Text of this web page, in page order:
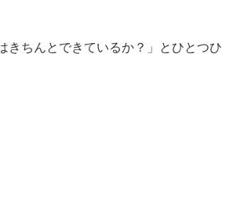
ちんとできているか？」とひとつひ